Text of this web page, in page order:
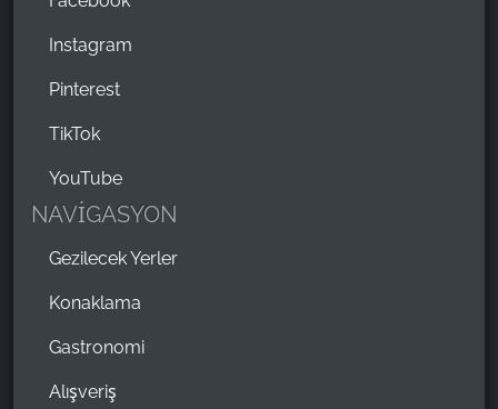
Instagram
Pinterest
TikTok
YouTube
NAVİGASYON
Gezilecek Yerler
Konaklama
Gastronomi
Alışveriş